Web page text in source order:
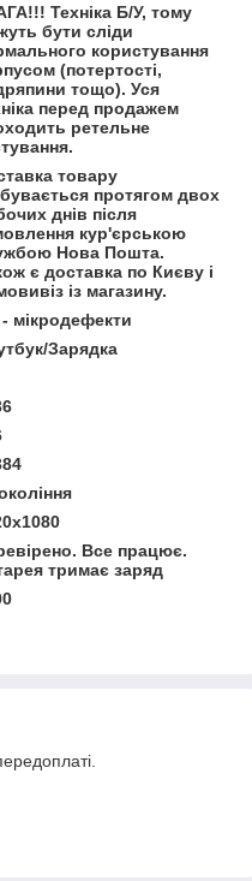
Техніка Б/У, тому
бути сліди
користування
(потертості,
тощо). Уся
перед продажем
ретельне
товару
протягом двох
днів після
кур'єрською
Нова Пошта.
є доставка по Києву і
із магазину.
мікродефекти
Зарядка
Все працює.
тримає заряд